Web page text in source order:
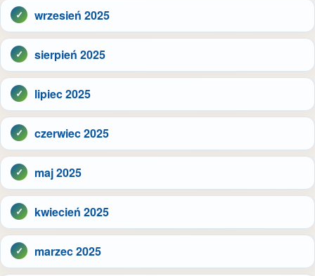
wrzesień 2025
sierpień 2025
lipiec 2025
czerwiec 2025
maj 2025
kwiecień 2025
marzec 2025